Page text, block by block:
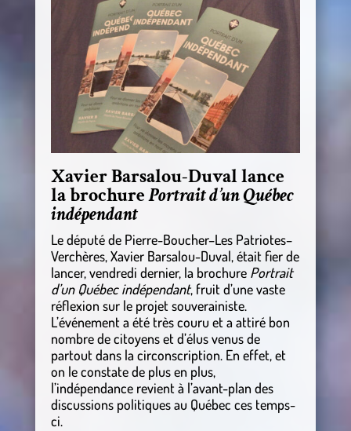
Xavier Barsalou-Duval lance
la brochurePortrait d’un Québec
indépendant
Le député de Pierre-Boucher–Les Patriotes–
Verchères, Xavier Barsalou-Duval, était fier de
lancer, vendredi dernier, la brochure Portrait
d’un Québec indépendant, fruit d’une vaste
réflexion sur le projet souverainiste.
L’événement a été très couru et a attiré bon
nombre de citoyens et d’élus venus de
partout dans la circonscription. En effet, et
on le constate de plus en plus,
l’indépendance revient à l’avant-plan des
discussions politiques au Québec ces temps-
ci.